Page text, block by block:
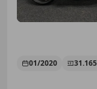
01/2020